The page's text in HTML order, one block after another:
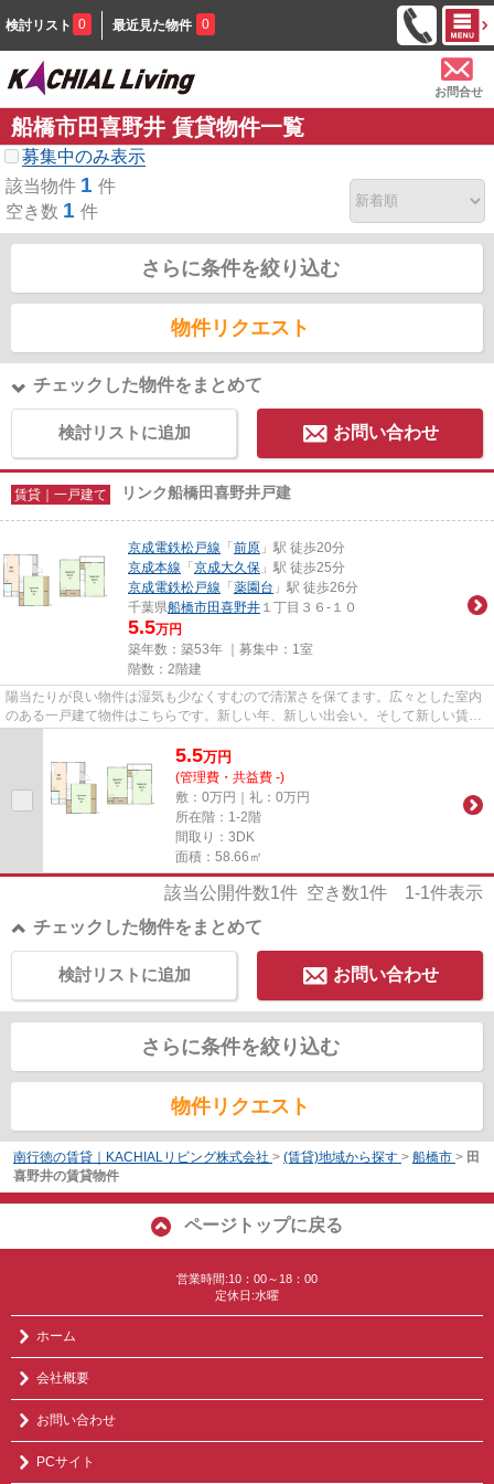
検討リスト 0 最近見た物件 0
お問合せ
船橋市田喜野井 賃貸物件一覧
募集中のみ表示
該当物件 1 件
空き数 1 件
さらに条件を絞り込む
物件リクエスト
チェックした物件をまとめて
検討リストに追加 お問い合わせ
賃貸｜一戸建て リンク船橋田喜野井戸建
京成電鉄松戸線 「 前原 」駅 徒歩20分
京成本線 「 京成大久保 」駅 徒歩25分
京成電鉄松戸線 「 薬園台 」駅 徒歩26分
千葉県船橋市田喜野井 １丁目３６-１０
5.5万円
築年数：築53年 ｜募集中： 1室
階数：2階建
陽当たりが良い物件は湿気も少なくすむので清潔さを保てます。広々とした室内
のある一戸建て物件はこちらです。新しい年、新しい出会い。そして新しい賃貸
5.5万円
(管理費・共益費 -)
敷：0万円｜礼：0万円
所在階：1-2階
間取り：3DK
面積：58.66㎡
該当公開件数1件 空き数1件 1-1件表示
チェックした物件をまとめて
お問い合わせ
検討リストに追加
さらに条件を絞り込む
物件リクエスト
南行徳の賃貸｜KACHIALリビング株式会社 > (賃貸)地域から探す > 船橋市 > 田
喜野井の賃貸物件
ページトップに戻る
営業時間:10：00～18：00
定休日:水曜
ホーム
会社概要
お問い合わせ
PCサイト